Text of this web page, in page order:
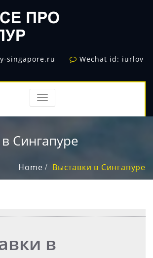
singapore.ru Wechat id: iurlov
TOGGLE
NAVIGATION
Сингапуре
Home Выставки в Сингапуре
в